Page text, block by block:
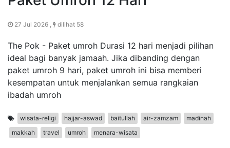
27 Jul 2026 , dilihat 58
The Pok - Paket umroh Durasi 12 hari menjadi pilihan
ideal bagi banyak jamaah. Jika dibanding dengan
paket umroh 9 hari, paket umroh ini bisa memberi
kesempatan untuk menjalankan semua rangkaian
ibadah umroh
wisata-religi hajjar-aswad baitullah air-zamzam
madinah
makkah
travel umroh menara-wisata